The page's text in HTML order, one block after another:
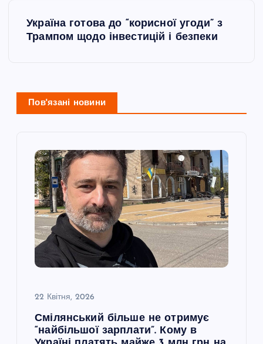
а
Україна готова до “корисної угоди” з
Трампом щодо інвестицій і безпеки
Пов'язані новини
22 Квітня, 2026
Смілянський більше не отримує
“найбільшої зарплати”. Кому в